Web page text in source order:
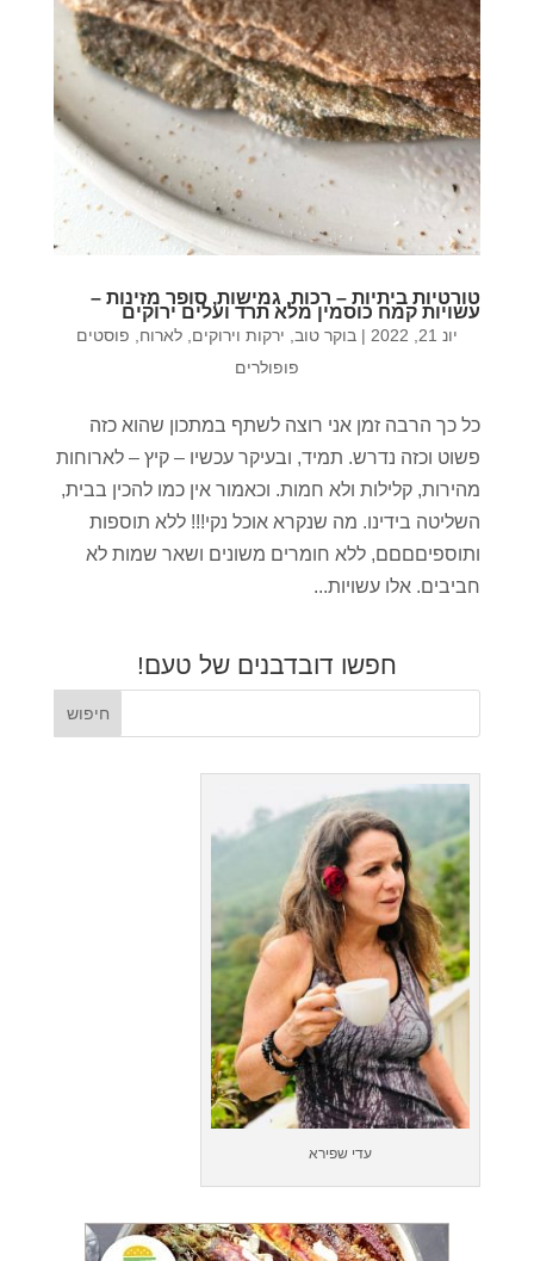
טורטיות ביתיות – רכות, גמישות, סופר מזינות –
עשויות קמח כוסמין מלא תרד ועלים ירוקים
יונ 21, 2022 | בוקר טוב ירקות וירוקים לארוח
פוסטים
פופולרים
כל כך הרבה זמן אני רוצה לשתף במתכון שהוא כזה
פשוט וכזה נדרש. תמיד, ובעיקר עכשיו – קיץ – לארוחות
מהירות, קלילות ולא חמות. וכאמור אין כמו להכין בבית,
השליטה בידינו. מה שנקרא אוכל נקי!!! ללא תוספות
ותוספיםםםם, ללא חומרים משונים ושאר שמות לא
חביבים. אלו עשויות...
חפשו דובדבנים של טעם!
עדי שפירא